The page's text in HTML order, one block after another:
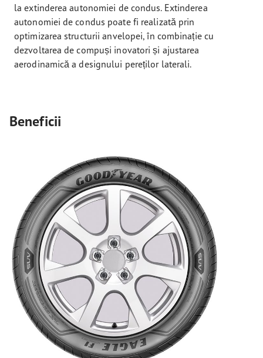
la extinderea autonomiei de condus. Extinderea
autonomiei de condus poate fi realizată prin
optimizarea structurii anvelopei, în combinație cu
dezvoltarea de compuși inovatori și ajustarea
aerodinamică a designului pereților laterali.
Beneficii